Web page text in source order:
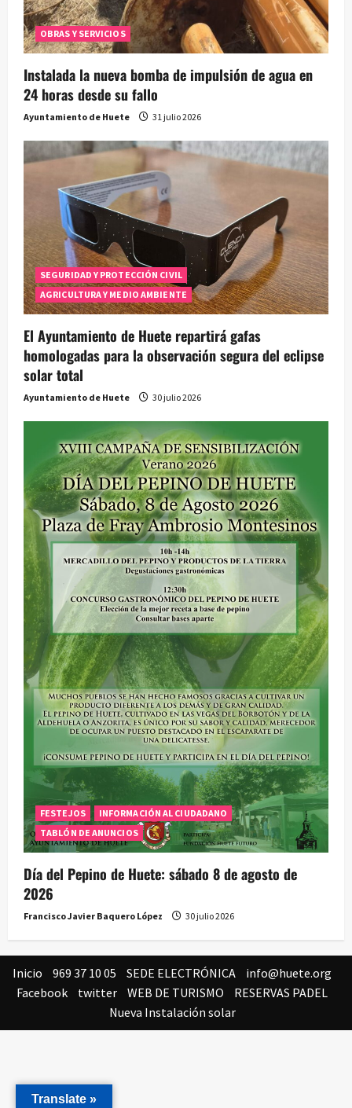
OBRAS Y SERVICIOS
Instalada la nueva bomba de impulsión de agua en
24 horas desde su fallo
Ayuntamiento de Huete 31 julio 2026
SEGURIDAD Y PROTECCIÓN CIVIL
AGRICULTURA Y MEDIO AMBIENTE
El Ayuntamiento de Huete repartirá gafas
homologadas para la observación segura del eclipse
solar total
Ayuntamiento de Huete 30 julio 2026
FESTEJOS
INFORMACIÓN AL CIUDADANO
TABLÓN DE ANUNCIOS
Día del Pepino de Huete: sábado 8 de agosto de
2026
Francisco Javier Baquero López 30 julio 2026
Inicio 969 37 10 05 SEDE ELECTRÓNICA
info@huete.org
Facebook
twitter WEB DE TURISMO
RESERVAS PADEL
Nueva Instalación solar
Translate »